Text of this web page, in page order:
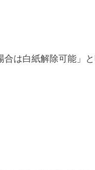
は白紙解除可能」